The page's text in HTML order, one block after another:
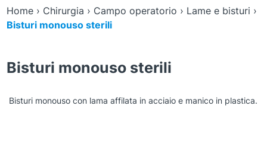
Home› Chirurgia › Campo operatorio › Lame e bisturi ›
Bisturi monouso sterili
Bisturi monouso sterili
Bisturi monouso con lama affilata in acciaio e manico in plastica.